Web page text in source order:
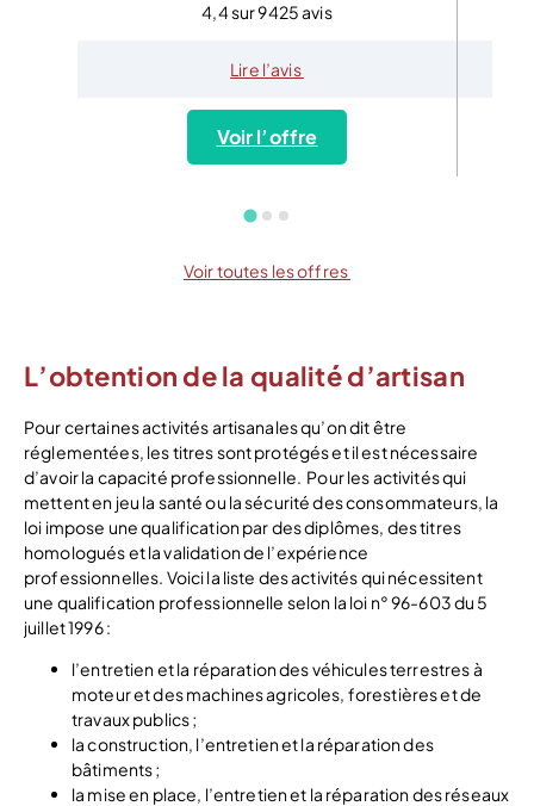
4,4 sur 9425 avis
Lire l’avis
Voir l’offre
Voir toutes les offres
L’obtention de la qualité d’artisan
Pour certaines activités artisanales qu’on dit être
réglementées, les titres sont protégés et il est nécessaire
d’avoir la capacité professionnelle. Pour les activités qui
mettent en jeu la santé ou la sécurité des consommateurs, la
loi impose une qualification par des diplômes, des titres
homologués et la validation de l’expérience
professionnelles. Voici la liste des activités qui nécessitent
une qualification professionnelle selon la loi n° 96-603 du 5
juillet 1996 :
l’entretien et la réparation des véhicules terrestres à
moteur et des machines agricoles, forestières et de
travaux publics ;
la construction, l’entretien et la réparation des
bâtiments ;
la mise en place, l’entretien et la réparation des réseaux